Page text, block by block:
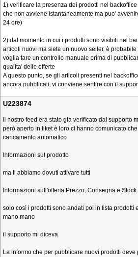
1) verificare la presenza dei prodotti nel
che non avviene istantaneamente ma puo'
24 ore)
2) dal momento in cui i prodotti sono visibili nel
articoli nuovi ma siete un nuovo seller, è
voglia fare un controllo manuale prima di
qualita' delle offerte
A questo punto, se gli articoli presenti nel
ancora pubblicati, vi conviene sentire con il
U223874
Il nostro feed era stato già verificato dal supporto
però aperto in tiket è loro ci hanno comunicato
caricamento automatico
Informazioni sul prodotto
ma li abbiamo dovuti attivare tutti
Informazioni sull'offerta Prezzo, Consegna e Stock
solo così i prodotti sono andati poi in lista prodotti
mano mano
il supporto mi diceva
La informo che per pubblicare nuovi prodotti deve